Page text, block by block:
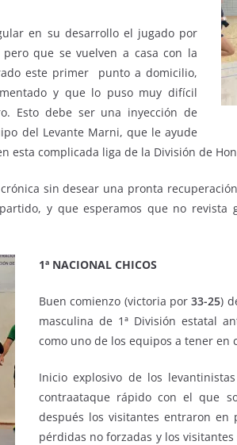
en su desarrollo el jugado por
que se vuelven a casa con la
este primer punto a domicilio,
y que lo puso muy difícil
Esto debe ser una inyección de
del Levante Marni, que le ayude
esta complicada liga de la División de
sin desear una pronta
y que esperamos que no revista
1ª NACIONAL CHICOS
Buen comienzo (victoria por33-25)
masculina de 1ª División estatal
como uno de los equipos a tener en
Inicio explosivo de los
contraataque rápido con el que
después los visitantes entraron en
pérdidas no forzadas y los